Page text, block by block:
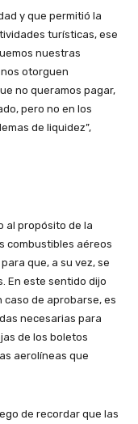
y que permitió la
turísticas, ese
nuestras
otorguen
no queramos pagar,
pero no en los
de liquidez”,
al propósito de la
combustibles aéreos
que, a su vez, se
En este sentido dijo
caso de aprobarse, es
necesarias para
de los boletos
aerolíneas que
de recordar que las